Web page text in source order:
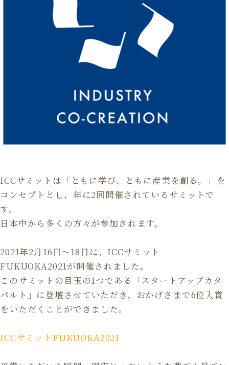
ICCサミットは「ともに学び、ともに産業を創る。」を
コンセプトとし、年に2回開催されているサミットで
す。
日本中から多くの方々が参加されます。
2021年2月16日〜18日に、ICCサミット
FUKUOKA2021が開催されました。
このサミットの目玉の1つである「スタートアップカタ
パルト」に登壇させていただき、おかげさまで6位入賞
をいただくことができました。
ICCサミットFUKUOKA2021